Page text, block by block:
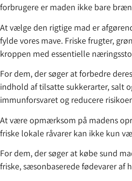
forbrugere er maden ikke bare
At vælge den rigtige mad er
fylde vores mave. Friske frugter,
kroppen med essentielle
For dem, der søger at forbedre
indhold af tilsatte sukkerarter, salt
immunforsvaret og reducere
At være opmærksom på madens
friske lokale råvarer kan ikke kun
For dem, der søger at købe sund
friske, sæsonbaserede fødevarer af